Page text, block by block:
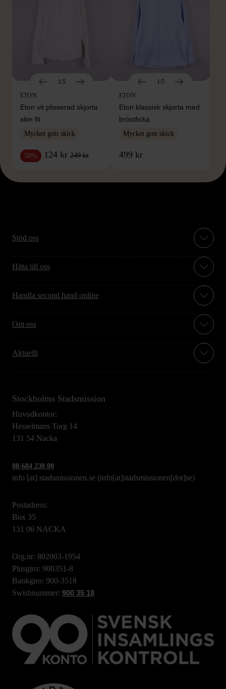
1/5
ETON
Eton vit plisserad skjorta
slim fit
Mycket gott skick
50% 124 kr 249 kr
1/5
ETON
Eton klassisk skjorta med
bröstficka
Mycket gott skick
499 kr
Stöd oss
Hitta till oss
Handla second hand online
Om oss
Aktuellt
Stockholms Stadsmission
Huvudkontor:
Hesselmans Torg 14
131 54 Nacka
08-684 230 00
info [at] stadsmissionen.se (info[at]stadsmissionen[dot]se)
Postadress:
Box 35
131 06 NACKA
Org.nr: 802003-1954
Plusgiro: 900351-8
Bankgiro: 900-3518
Swishnummer: 900 35 18